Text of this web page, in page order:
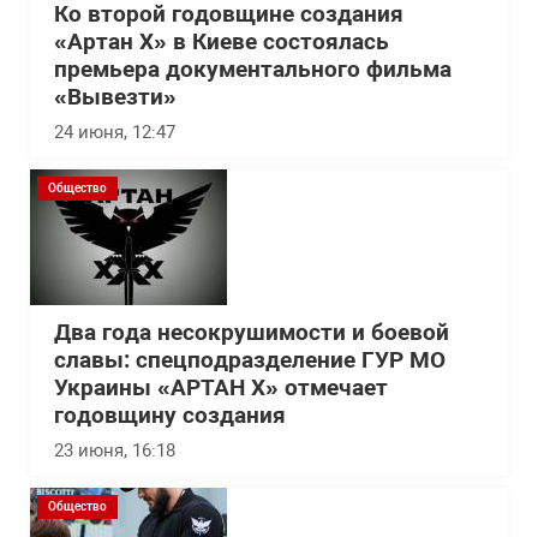
Ко второй годовщине создания
«Артан Х» в Киеве состоялась
премьера документального фильма
«Вывезти»
24 июня, 12:47
Общество
Два года несокрушимости и боевой
славы: спецподразделение ГУР МО
Украины «АРТАН Х» отмечает
годовщину создания
23 июня, 16:18
Общество